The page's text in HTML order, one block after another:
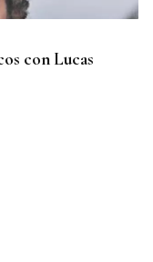
con Lucas